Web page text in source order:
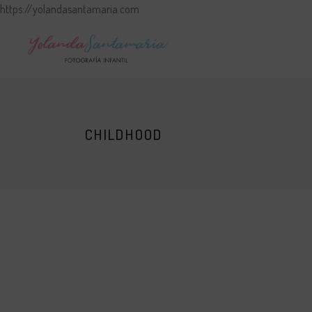
https://yolandasantamaria.com
CHILDHOOD